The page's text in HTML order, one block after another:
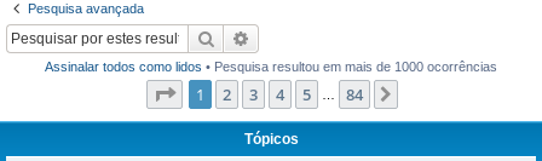
Pesquisa avançada
Pesquisar
Assinalar todos como lidos • Pesquisa resultou em mais de 1000 ocorrências
Página de 84
1 2 3 4 5 84
Tópicos